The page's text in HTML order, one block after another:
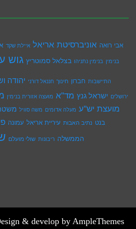
אבי רואה אוניברסיטת אריאל איילת שקד
בנימין בנימין נתניהו בצלאל סמוטריץ גוש
התיישבות חברון חינוך חננאל דורני יהודה
ירושלים ישראל גנץ מד"א מועצה אזורית בנימין
מועצת יש''ע מעלה אדומים משה סוויל
בנט נתיב האבות עיריית אריאל עמונה
הממשלה ריבונות שולי מועלם
& develop by AmpleThemes